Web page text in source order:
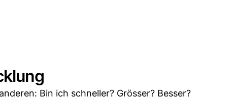
Bin ich schneller? Grösser? Besser?